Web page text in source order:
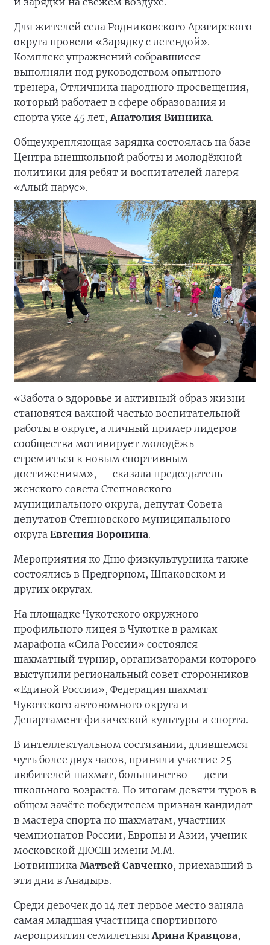
Для жителей села Родниковского Арзгирского
округа провели «Зарядку с легендой».
Комплекс упражнений собравшиеся
выполняли под руководством опытного
тренера, Отличника народного просвещения,
который работает в сфере образования и
спорта уже 45 лет, Анатолия Винника.
Общеукрепляющая зарядка состоялась на базе
Центра внешкольной работы и молодёжной
политики для ребят и воспитателей лагеря
«Алый парус».
«Забота о здоровье и активный образ жизни
становятся важной частью воспитательной
работы в округе, а личный пример лидеров
сообщества мотивирует молодёжь
стремиться к новым спортивным
достижениям», — сказала председатель
женского совета Степновского
муниципального округа, депутат Совета
депутатов Степновского муниципального
округа Евгения Воронина.
Мероприятия ко Дню физкультурника также
состоялись в Предгорном, Шпаковском и
других округах.
На площадке Чукотского окружного
профильного лицея в Чукотке в рамках
марафона «Сила России» состоялся
шахматный турнир, организаторами которого
выступили региональный совет сторонников
«Единой России», Федерация шахмат
Чукотского автономного округа и
Департамент физической культуры и спорта.
В интеллектуальном состязании, длившемся
чуть более двух часов, приняли участие 25
любителей шахмат, большинство — дети
школьного возраста. По итогам девяти туров в
общем зачёте победителем признан кандидат
в мастера спорта по шахматам, участник
чемпионатов России, Европы и Азии, ученик
московской ДЮСШ имени М.М.
Ботвинника Матвей Савченко, приехавший в
эти дни в Анадырь.
Среди девочек до 14 лет первое место заняла
самая младшая участница спортивного
мероприятия семилетняяАрина Кравцова,